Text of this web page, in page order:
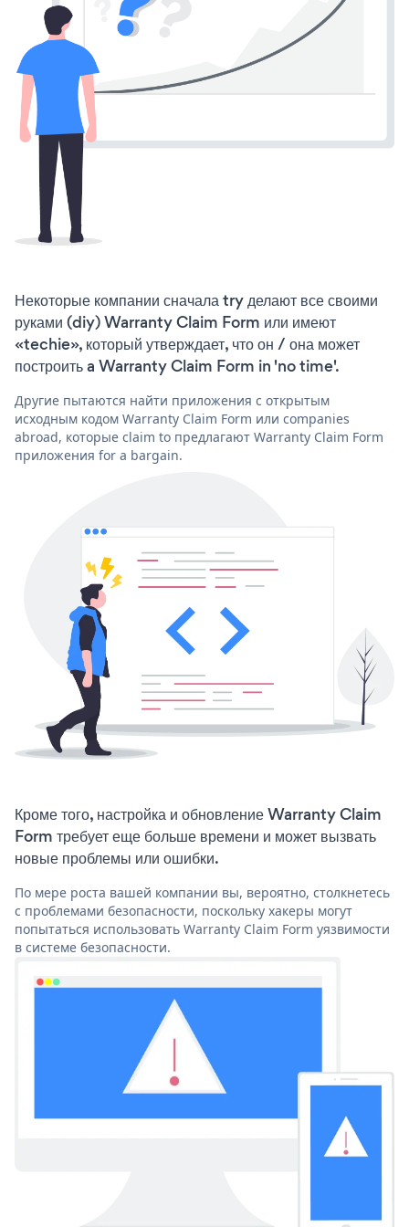
Некоторые компании сначала try делают все своими
руками (diy) Warranty Claim Form или имеют
«techie», который утверждает, что он / она может
построить a Warranty Claim Form in 'no time'.
Другие пытаются найти приложения с открытым
исходным кодом Warranty Claim Form или companies
abroad, которые claim to предлагают Warranty Claim Form
приложения for a bargain.
Кроме того, настройка и обновление Warranty Claim
Form требует еще больше времени и может вызвать
новые проблемы или ошибки.
По мере роста вашей компании вы, вероятно, столкнетесь
с проблемами безопасности, поскольку хакеры могут
попытаться использовать Warranty Claim Form уязвимости
в системе безопасности.